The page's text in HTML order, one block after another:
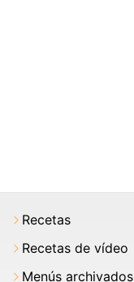
Recetas
Recetas de vídeo
Menús archivados